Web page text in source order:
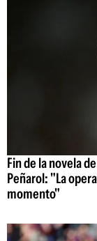
Fin de la novela
Peñarol: "La
momento"